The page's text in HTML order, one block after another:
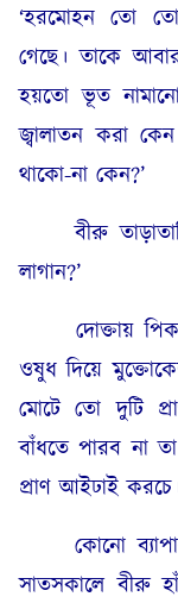
‘হরমোহন তো
গেছে। তাকে
হয়তো ভূত
জ্বালাতন করা
থাকো-না কেন?’
বীরু তাড়াতাড়ি
লাগান?’
দোক্তায় পিক
ওষুধ দিয়ে
মোটে তো দুটি
বাঁধতে পারব না
প্রাণ আইঢাই
কোনো
সাতসকালে বীরু